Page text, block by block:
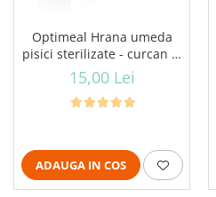
Optimeal Hrana umeda
pisici sterilizate - curcan si
pui in sos, set 3+1,
4*0,085kg
15,00 Lei
ADAUGA IN COS